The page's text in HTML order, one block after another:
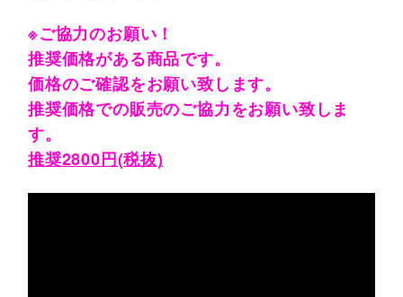
※ご協力のお願い！
推奨価格がある商品です。
価格のご確認をお願い致します。
推奨価格での販売のご協力をお願い致しま
す。
推奨2800円(税抜)